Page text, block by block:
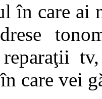
în care ai
care vei